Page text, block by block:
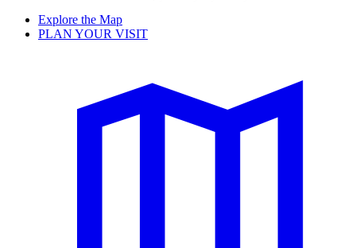
Explore the Map
PLAN YOUR VISIT